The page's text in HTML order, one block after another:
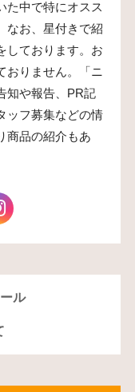
た中で特にオスス
なお、星付きで紹
しております。お
おりません。「ニ
知や報告、PR記
ッフ募集などの情
商品の紹介もあ
ル